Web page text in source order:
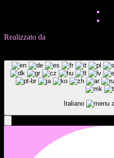
Realizzato da
Italiano